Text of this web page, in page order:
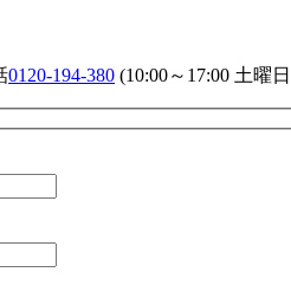
0120-194-380 (10:00～17:00 土曜